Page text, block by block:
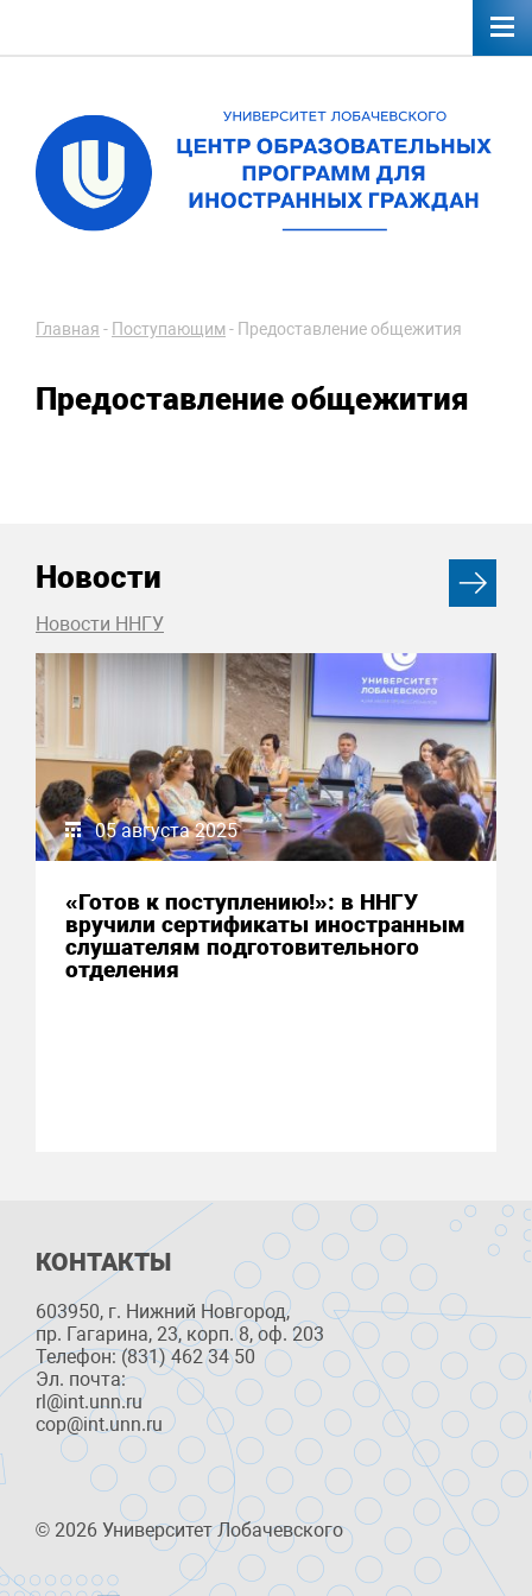
Главная - Поступающим - Предоставление общежития
Предоставление общежития
Новости
Новости ННГУ
05 августа 2025
«Готов к поступлению!»: в ННГУ
вручили сертификаты иностранным
слушателям подготовительного
отделения
КОНТАКТЫ
603950, г. Нижний Новгород,
пр. Гагарина, 23, корп. 8, оф. 203
Телефон: (831) 462 34 50
Эл. почта:
rl@int.unn.ru
cop@int.unn.ru
© 2026 Университет Лобачевского